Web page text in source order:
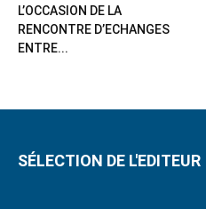
L’OCCASION DE LA
RENCONTRE D’ECHANGES
ENTRE...
SÉLECTION DE L'EDITEUR